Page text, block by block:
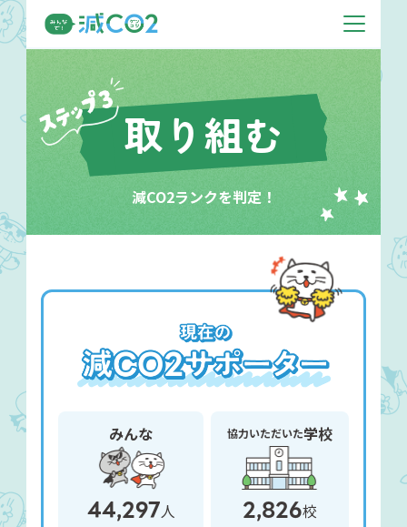
取り組む
減CO2ランクを判定！
みんな
44,297人
協力いただいた学校
2,826校